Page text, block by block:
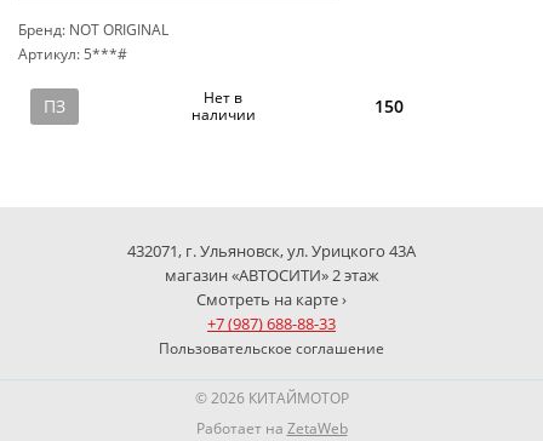
Бренд: NOT ORIGINAL
Артикул: 5***#
ПЗ
Нет в
наличии
150
432071, г. Ульяновск, ул. Урицкого 43А
магазин «АВТОСИТИ» 2 этаж
Смотреть на карте ›
+7 (987) 688-88-33
Пользовательское соглашение
© 2026 КИТАЙМОТОР
Работает на ZetaWeb